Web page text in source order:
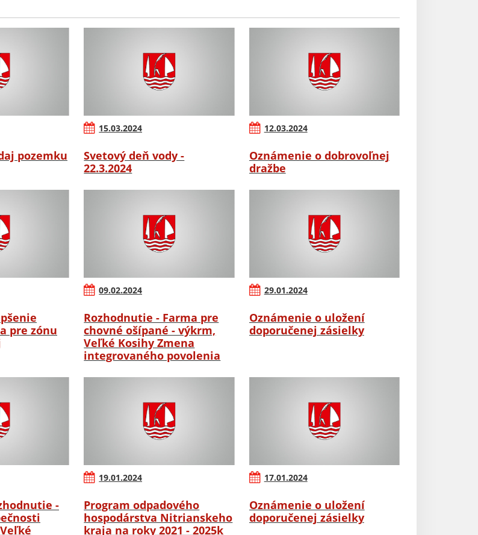
pozemku
15.03.2024
Svetový deň vody -
22.3.2024
12.03.2024
Oznámenie o dobrovoľnej
dražbe
pre zónu
09.02.2024
Rozhodnutie - Farma pre
chovné ošípané - výkrm,
Veľké Kosihy Zmena
integrovaného povolenia
29.01.2024
Oznámenie o uložení
doporučenej zásielky
-
19.01.2024
Program odpadového
hospodárstva Nitrianskeho
kraja na roky 2021 - 2025k
17.01.2024
Oznámenie o uložení
doporučenej zásielky